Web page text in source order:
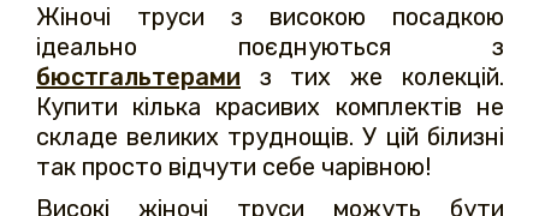
Жіночі труси з високою посадкою
ідеально поєднуються з
бюстгальтерами з тих же колекцій.
Купити кілька красивих комплектів не
складе великих труднощів. У цій білизні
так просто відчути себе чарівною!
Високі жіночі труси можуть бути